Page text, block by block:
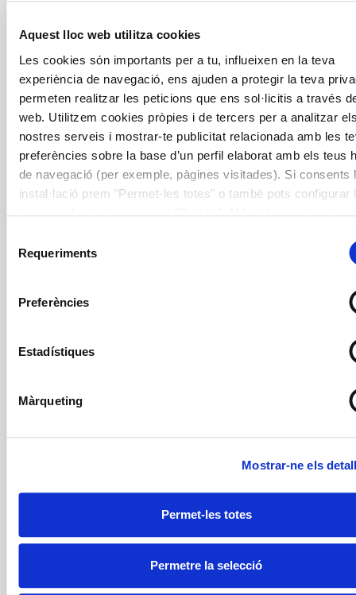
Aquest lloc web utilitza cookies
Les cookies són importants per a tu, influeixen en la teva
experiència de navegació, ens ajuden a protegir la teva
permeten realitzar les peticions que ens sol·licitis a través
web. Utilitzem cookies pròpies i de tercers per a analitzar
nostres serveis i mostrar-te publicitat relacionada amb les
preferències sobre la base d’un perfil elaborat amb els teus
de navegació (per exemple, pàgines visitades). Si consents
instal·lació prem "Permet-les totes" o també pots configurar
Requeriments
Preferències
Estadístiques
Màrqueting
Mostrar-ne els
Permet-les totes
Permetre la selecció
Receptari tradicional basc per a
El receptari inclou 24 receptes tradicionals del País
postres. Totes elles estan dissenyades per a ser aptes
a un puré espès o descriptor C. Això significa que totes
i que les converteixen en segures. A més, les
organolèptic i cobrir uns requeriments nutricionals